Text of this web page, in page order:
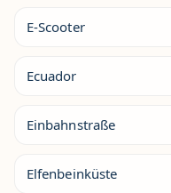
E-Scooter
Ecuador
Einbahnstraße
Elfenbeinküste